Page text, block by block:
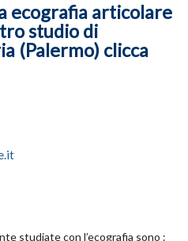
ecografia articolare
studio di
(Palermo) clicca
studiate con l’ecografia sono :